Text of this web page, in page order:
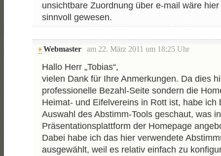
unsichtbare Zuordnung über e-mail wäre
sinnvoll gewesen.
# Webmaster am 22. März 2011 um 18:25 Uhr
Hallo Herr „Tobias“,
vielen Dank für Ihre Anmerkungen. Da dies
professionelle Bezahl-Seite sondern die
Heimat- und Eifelvereins in Rott ist, habe ich
Auswahl des Abstimm-Tools geschaut, was
Präsentationsplattform der Homepage
Dabei habe ich das hier verwendete
ausgewählt, weil es relativ einfach zu